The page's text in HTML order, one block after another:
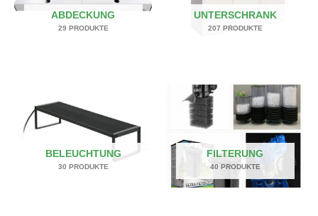
ABDECKUNG
29 PRODUKTE
UNTERSCHRANK
207 PRODUKTE
BELEUCHTUNG
30 PRODUKTE
FILTERUNG
40 PRODUKTE